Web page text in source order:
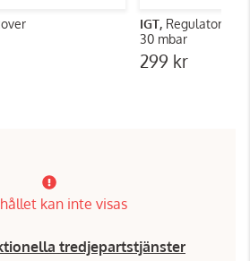
IGT, Regulator
30 mbar
299 kr
kan inte visas
tredjepartstjänster